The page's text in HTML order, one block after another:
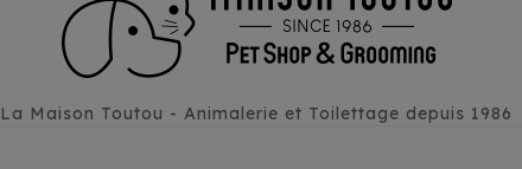
La Maison Toutou - Animalerie et Toilettage depuis 1986